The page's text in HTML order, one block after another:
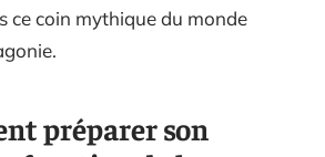
ce coin mythique du monde
préparer son